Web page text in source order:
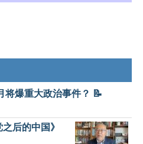
将爆重大政治事件？ 📝
后的中国》